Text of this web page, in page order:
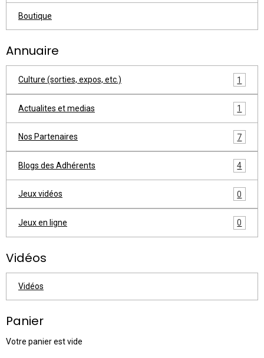
Boutique
Annuaire
Culture (sorties, expos, etc.) 1
Actualites et medias 1
Nos Partenaires 7
Blogs des Adhérents 4
Jeux vidéos 0
Jeux en ligne 0
Vidéos
Vidéos
Panier
Votre panier est vide